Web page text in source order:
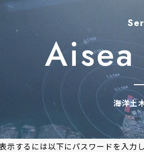
海洋土
示するには以下にパスワードを入力